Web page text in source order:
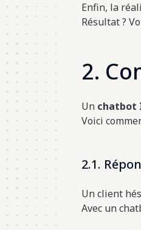
Enfin, la
Résultat ?
2.
Un chatbot
Voici
2.1.
Un client
Avec un